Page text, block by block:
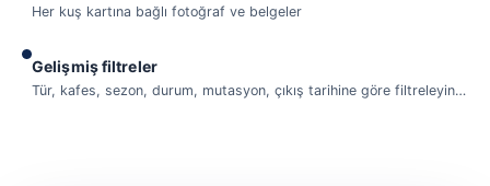
Her kuş kartına bağlı fotoğraf ve belgeler
Gelişmiş filtreler
Tür, kafes, sezon, durum, mutasyon, çıkış tarihine göre filtreleyin…